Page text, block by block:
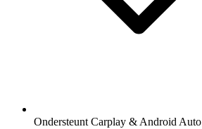
Ondersteunt Carplay & Android Auto